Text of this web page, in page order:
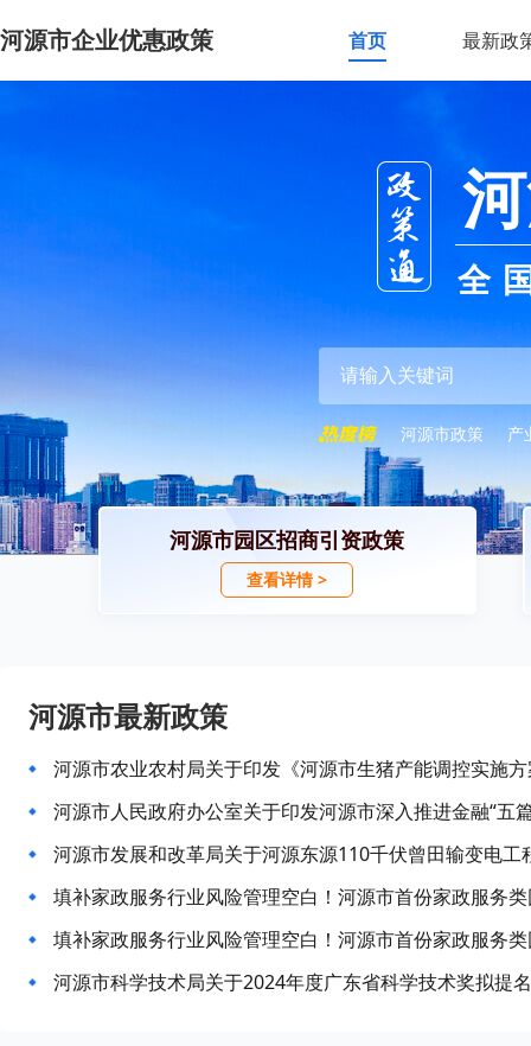
河源市企业优惠政策 首页 最新政
全
河源市政策 产
河源市园区招商引资政策
查看详情 >
河源市最新政策
河源市农业农村局关于印发《河源市生猪产能调控实施
河源市发展和改革局关于河源东源110千伏曾田输变电工
填补家政服务行业风险管理空白！河源市首份家政服务
填补家政服务行业风险管理空白！河源市首份家政服务
河源市科学技术局关于2024年度广东省科学技术奖拟提